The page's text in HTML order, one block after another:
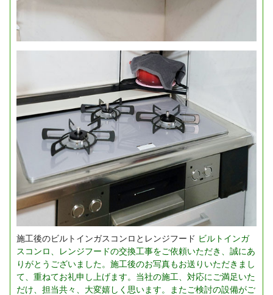
施工後のビルトインガスコンロとレンジフード ビルトインガ
スコンロ、レンジフードの交換工事をご依頼いただき、誠にあ
りがとうございました。施工後のお写真もお送りいただきまし
て、重ねてお礼申し上げます。当社の施工、対応にご満足いた
だけ、担当共々、大変嬉しく思います。またご検討の設備がご